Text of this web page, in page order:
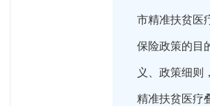
市精准扶贫医
保险政策的目
义、政策细则
精准扶贫医疗